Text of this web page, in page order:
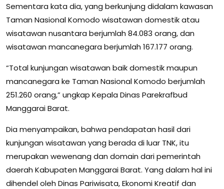
Sementara kata dia, yang berkunjung didalam kawasan
Taman Nasional Komodo wisatawan domestik atau
wisatawan nusantara berjumlah 84.083 orang, dan
wisatawan mancanegara berjumlah 167.177 orang.
“Total kunjungan wisatawan baik domestik maupun
mancanegara ke Taman Nasional Komodo berjumlah
251.260 orang,” ungkap Kepala Dinas Parekrafbud
Manggarai Barat.
Dia menyampaikan, bahwa pendapatan hasil dari
kunjungan wisatawan yang berada di luar TNK, itu
merupakan wewenang dan domain dari pemerintah
daerah Kabupaten Manggarai Barat. Yang dalam hal ini
dihendel oleh Dinas Pariwisata, Ekonomi Kreatif dan